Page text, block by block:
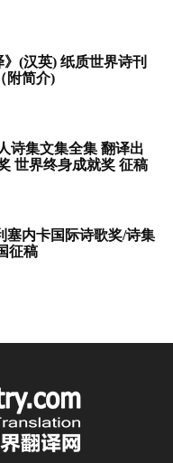
》(汉英) 纸质世界诗刊
附简介)
诗集文集全集 翻译出
世界终身成就奖 征稿
塞内卡国际诗歌奖/诗集
征稿